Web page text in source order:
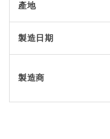
產地
製造日期
製造商